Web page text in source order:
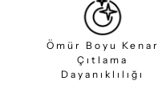
Ömür Boyu Kenar
Çıtlama
Dayanıklılığı